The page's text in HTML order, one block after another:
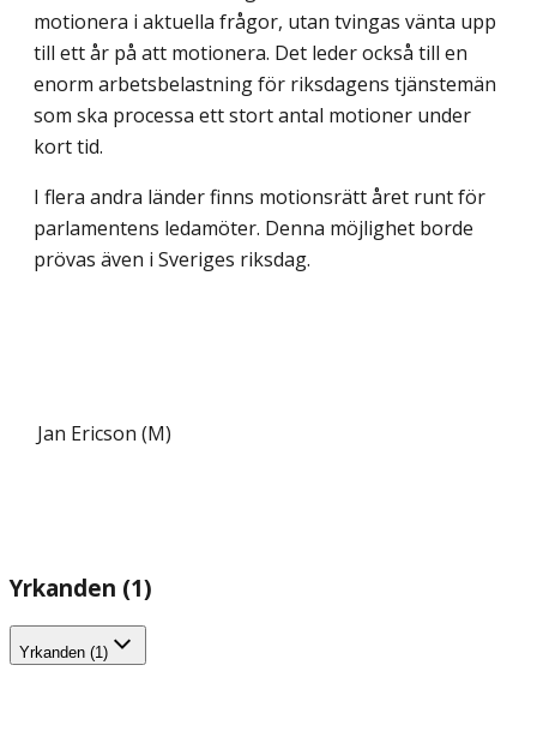
motionera i aktuella frågor, utan tvingas vänta upp
till ett år på att motionera. Det leder också till en
enorm arbetsbelast­ning för riksdagens tjänstemän
som ska processa ett stort antal motioner under
kort tid.
I flera andra länder finns motionsrätt året runt för
parlamentens ledamöter. Denna möjlighet borde
prövas även i Sveriges riksdag.
Jan Ericson (M)
Yrkanden (1)
Yrkanden (1)